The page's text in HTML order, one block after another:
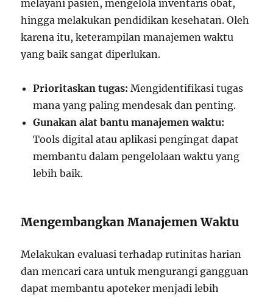
melayani pasien, mengelola inventaris obat,
hingga melakukan pendidikan kesehatan. Oleh
karena itu, keterampilan manajemen waktu
yang baik sangat diperlukan.
Prioritaskan tugas: Mengidentifikasi tugas
mana yang paling mendesak dan penting.
Gunakan alat bantu manajemen waktu:
Tools digital atau aplikasi pengingat dapat
membantu dalam pengelolaan waktu yang
lebih baik.
Mengembangkan Manajemen Waktu
Melakukan evaluasi terhadap rutinitas harian
dan mencari cara untuk mengurangi gangguan
dapat membantu apoteker menjadi lebih